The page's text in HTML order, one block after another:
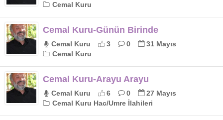
Cemal Kuru
Cemal Kuru-Günün Birinde
Cemal Kuru 3 0
31 Mayıs
Cemal Kuru
Cemal Kuru-Arayu Arayu
Cemal Kuru 6 0
27 Mayıs
Cemal Kuru Hac/Umre İlahileri